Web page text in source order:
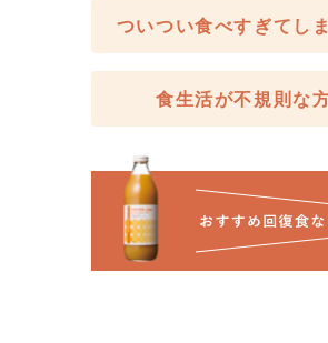
ついつい食べすぎてし
食生活が不規則な